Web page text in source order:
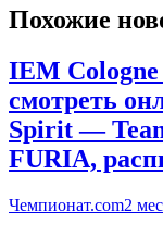
Похожие
IEM
смотреть
Spirit —
FURIA,
Чемпионат.com2